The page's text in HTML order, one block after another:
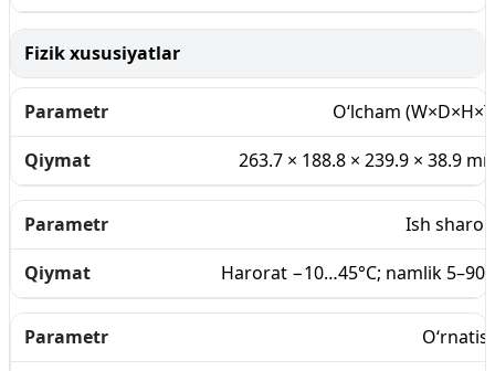
Fizik xususiyatlar
O‘lcham
263.7 × 188.8 × 239.9 × 38.9
Ish
Harorat −10…45°C; namlik